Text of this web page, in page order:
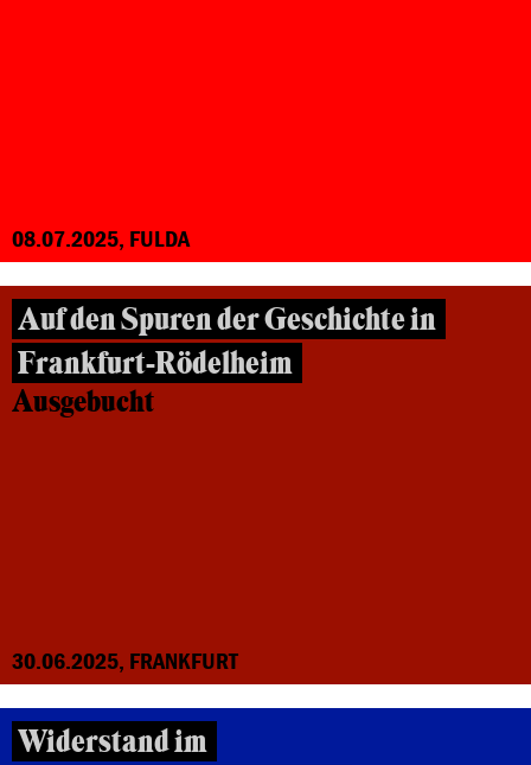
08.07.2025, FULDA
Auf den Spuren der Geschichte in
Frankfurt-Rödelheim
Ausgebucht
30.06.2025, FRANKFURT
Widerstand im